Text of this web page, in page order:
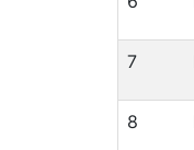
7
8